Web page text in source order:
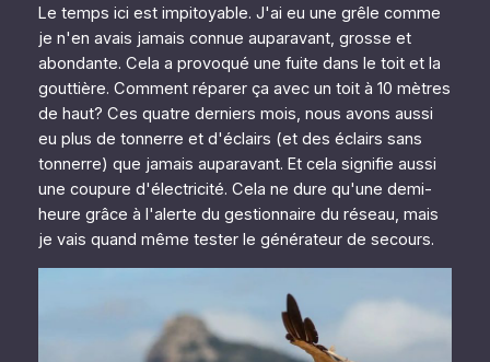
Le temps ici est impitoyable. J'ai eu une grêle comme
je n'en avais jamais connue auparavant, grosse et
abondante. Cela a provoqué une fuite dans le toit et la
gouttière. Comment réparer ça avec un toit à 10 mètres
de haut? Ces quatre derniers mois, nous avons aussi
eu plus de tonnerre et d'éclairs (et des éclairs sans
tonnerre) que jamais auparavant. Et cela signifie aussi
une coupure d'électricité. Cela ne dure qu'une demi-
heure grâce à l'alerte du gestionnaire du réseau, mais
je vais quand même tester le générateur de secours.